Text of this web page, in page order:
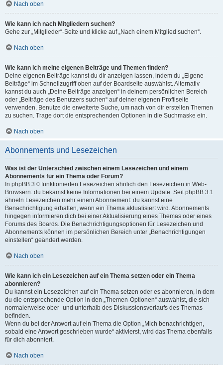
Nach oben
Wie kann ich nach Mitgliedern suchen?
Gehe zur „Mitglieder“-Seite und klicke auf „Nach einem Mitglied suchen“.
Nach oben
Wie kann ich meine eigenen Beiträge und Themen finden?
Deine eigenen Beiträge kannst du dir anzeigen lassen, indem du „Eigene
Beiträge“ im Schnellzugriff oben auf der Boardseite auswählst. Alternativ
kannst du auch „Deine Beiträge anzeigen“ in deinem persönlichen Bereich
oder „Beiträge des Benutzers suchen“ auf deiner eigenen Profilseite
verwenden. Benutze die erweiterte Suche, um nach von dir erstellen Themen
zu suchen. Trage dort die entsprechenden Optionen in die Suchmaske ein.
Nach oben
Abonnements und Lesezeichen
Was ist der Unterschied zwischen einem Lesezeichen und einem
Abonnements für ein Thema oder Forum?
In phpBB 3.0 funktionierten Lesezeichen ähnlich den Lesezeichen in Web-
Browsern: du bekamst keine Informationen bei einem Update. Seit phpBB 3.1
ähneln Lesezeichen mehr einem Abonnement: du kannst eine
Benachrichtigung erhalten, wenn ein Thema aktualisiert wird. Abonnements
hingegen informieren dich bei einer Aktualisierung eines Themas oder eines
Forums des Boards. Die Benachrichtigungsoptionen für Lesezeichen und
Abonnements können im persönlichen Bereich unter „Benachrichtigungen
einstellen“ geändert werden.
Nach oben
Wie kann ich ein Lesezeichen auf ein Thema setzen oder ein Thema
abonnieren?
Du kannst ein Lesezeichen auf ein Thema setzen oder es abonnieren, in dem
du die entsprechende Option in den „Themen-Optionen“ auswählst, die sich
normalerweise ober- und unterhalb des Diskussionsverlaufs des Themas
befinden.
Wenn du bei der Antwort auf ein Thema die Option „Mich benachrichtigen,
sobald eine Antwort geschrieben wurde“ aktivierst, wird das Thema ebenfalls
für dich abonniert.
Nach oben